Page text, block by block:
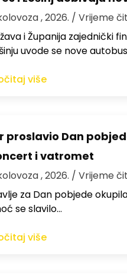
, 2026. / Vrijeme
i Županija zajednički
uvode se nove
više
proslavio Dan
i vatromet
, 2026. / Vrijeme
za Dan pobjede
se slavilo…
više